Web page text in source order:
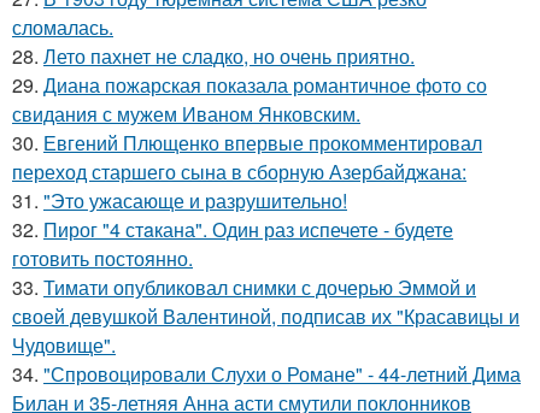
сломалась.
28. Лето пахнет не сладко, но очень приятно.
29. Диана пожарская показала романтичное фото со
свидания с мужем Иваном Янковским.
30. Евгений Плющенко впервые прокомментировал
переход старшего сына в сборную Азербайджана:
31. "Это ужасающе и разрушительно!
32. Пирог "4 стaкана". Один раз испечете - будете
готовить постоянно.
33. Тимати опубликовал снимки с дочерью Эммой и
своей девушкой Валентиной, подписав их "Красавицы и
Чудовище".
34. "Спровоцировали Слухи о Романе" - 44-летний Дима
Билан и 35-летняя Анна асти смутили поклонников